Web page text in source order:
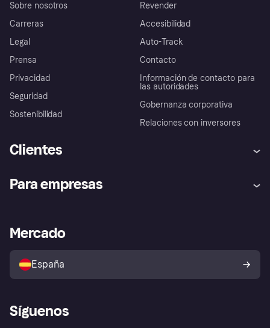
Sobre nosotros
Carreras
Legal
Prensa
Privacidad
Seguridad
Sostenibilidad
Revender
Accesibilidad
Auto-Track
Contacto
Información de contacto para
las autoridades
Gobernanza corporativa
Relaciones con inversores
Clientes
Inicio de sesión
Directorio de tiendas
Política de protección al
comprador de Klarna
Reclamaciones
Para empresas
Acceso empresas
Mercado
España
Síguenos